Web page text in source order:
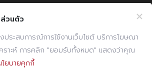
PDPA Policy
Contact Info
วนตัว
ประสบการณ์การใช้งานเว็บไซต์ บริการโฆษณา
คราะห์ การคลิก "ยอมรับทั้งหมด" แสดงว่าคุณ
ยบายคุกกี้